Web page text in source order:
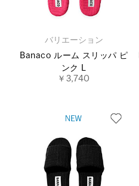
バリエーション
Banaco ルーム スリッパ ピ
ンク L
￥3,740